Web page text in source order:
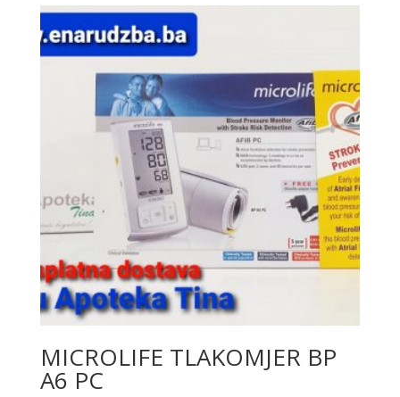
MICROLIFE TLAKOMJER BP
A6 PC